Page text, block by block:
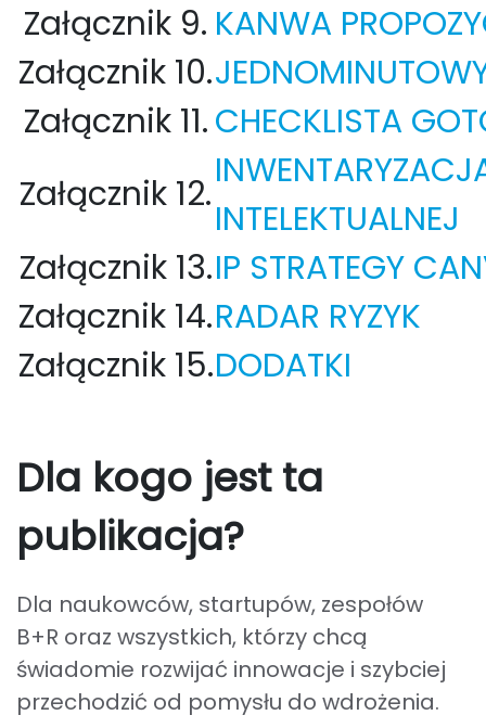
Załącznik 9. KANWA
Załącznik 10.
Załącznik 11.CHECKLISTA
Załącznik 12.
INTELEKTUALNEJ
Załącznik 13.IP STRATEGY
Załącznik 14.RADAR RYZYK
Załącznik 15.DODATKI
Dla kogo jest ta
publikacja?
Dla naukowców, startupów, zespołów
B+R oraz wszystkich, którzy chcą
świadomie rozwijać innowacje i szybciej
przechodzić od pomysłu do wdrożenia.